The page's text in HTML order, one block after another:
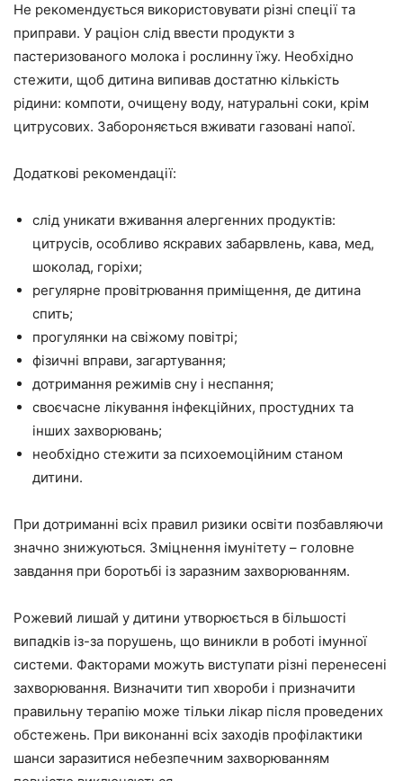
Не рекомендується використовувати різні спеції та
приправи. У раціон слід ввести продукти з
пастеризованого молока і рослинну їжу. Необхідно
стежити, щоб дитина випивав достатню кількість
рідини: компоти, очищену воду, натуральні соки, крім
цитрусових. Забороняється вживати газовані напої.
Додаткові рекомендації:
слід уникати вживання алергенних продуктів:
цитрусів, особливо яскравих забарвлень, кава, мед,
шоколад, горіхи;
регулярне провітрювання приміщення, де дитина
спить;
прогулянки на свіжому повітрі;
фізичні вправи, загартування;
дотримання режимів сну і неспання;
своєчасне лікування інфекційних, простудних та
інших захворювань;
необхідно стежити за психоемоційним станом
дитини.
При дотриманні всіх правил ризики освіти позбавляючи
значно знижуються. Зміцнення імунітету – головне
завдання при боротьбі із заразним захворюванням.
Рожевий лишай у дитини утворюється в більшості
випадків із-за порушень, що виникли в роботі імунної
системи. Факторами можуть виступати різні перенесені
захворювання. Визначити тип хвороби і призначити
правильну терапію може тільки лікар після проведених
обстежень. При виконанні всіх заходів профілактики
шанси заразитися небезпечним захворюванням